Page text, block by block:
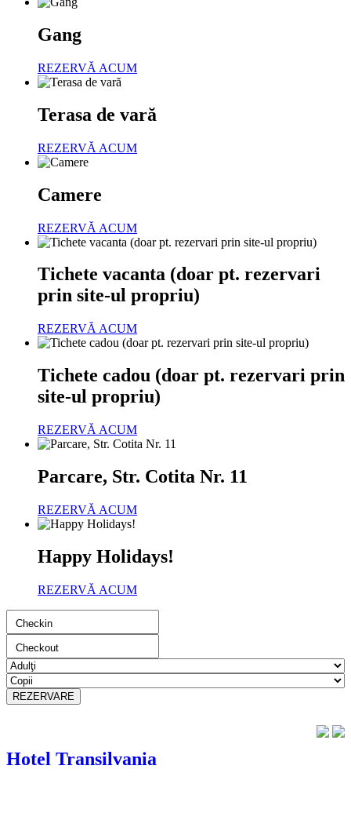
Gang
REZERVĂ ACUM
Terasa de vară
REZERVĂ ACUM
Camere
REZERVĂ ACUM
Tichete vacanta (doar pt. rezervari
prin site-ul propriu)
REZERVĂ ACUM
Tichete cadou (doar pt. rezervari prin
site-ul propriu)
REZERVĂ ACUM
Parcare, Str. Cotita Nr. 11
REZERVĂ ACUM
Happy Holidays!
REZERVĂ ACUM
Hotel Transilvania